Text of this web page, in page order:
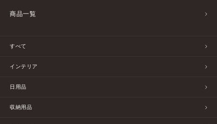
商品一覧
すべて
インテリア
日用品
収納用品